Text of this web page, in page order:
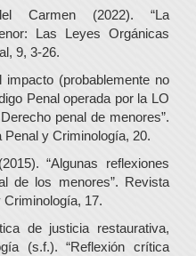
Carmen (2022). “La
Las Leyes Orgánicas
9, 3-26.
impacto (probablemente no
Penal operada por la LO
penal de menores”.
y Criminología, 20.
“Algunas reflexiones
de los menores”. Revista
17.
de justicia restaurativa,
(s.f.). “Reflexión crítica